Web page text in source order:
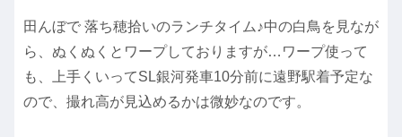
田んぼで 落ち穂拾いのランチタイム♪中の白鳥を見なが
ら、ぬくぬくとワープしておりますが…ワープ使って
も、上手くいってSL銀河発車10分前に遠野駅着予定な
ので、撮れ高が見込めるかは微妙なのです。